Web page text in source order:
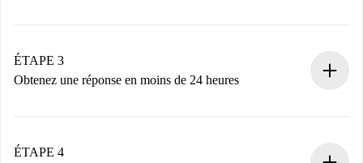
Nous ne vous facturerons rien tant que le propriétaire
n’aura pas accepté.
ÉTAPE 3
Obtenez une réponse en moins de 24 heures
contact avec le propriétaire.
ÉTAPE 4